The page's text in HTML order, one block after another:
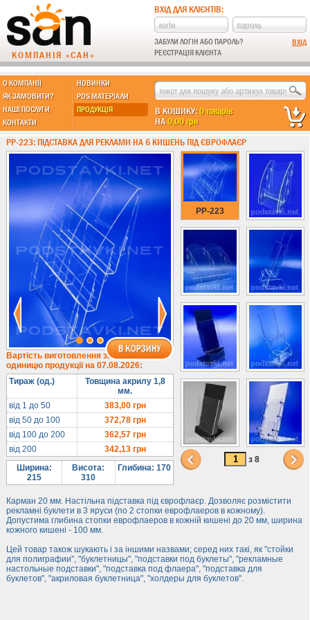
КОМПАНІЯ «САН»
ВХІД ДЛЯ КЛІЄНТІВ:
ЗАБУЛИ ЛОГІН АБО ПАРОЛЬ?
РЕЄСТРАЦІЯ КЛІЄНТА
О КОМПАНІЇ
НОВИНКИ
ЯК ЗАМОВИТИ?
POS МАТЕРІАЛИ
НАШІ ПОСЛУГИ
ПРОДУКЦІЯ
КОНТАКТИ
В КОШИКУ:0 товарів
НА0,00 грн
МЫ ДЕЛАЕМ:
Підставки із пластику
Новинки !!!
Різні підставки
Під поліграфію
Кишені
А4 формат
А5 формат
А6 формат
А3 формат
1/3 формату А4
Комбіновані
Навісні кишені
Менюхолдери
Під мобільні
Під біжутерію
Гірки та подіуми
Під косметику
Під солодке
Для хот-догів
Лототрони
Ящики з акрилу
Цінники
Засоби захисту
Інформ. стенди
PP-223: ПІДСТАВКА ДЛЯ РЕКЛАМИ НА 6 КИШЕНЬ ПІД ЄВРОФЛАЄР
Вартість виготовлення за
одиницю продукції на 07.08.2026:
Тираж (од.)
Товщина акрилу 1,8
мм.
від 1 до 50
383,00грн
від 50 до 100
372,78грн
від 100 до 200
362,57грн
від 200
342,13грн
Ширина:
215
Висота:
310
Глибина: 170
Карман 20 мм. Настільна підставка під єврофлаєр. Дозволяє розмістити
рекламні буклети в 3 яруси (по 2 стопки еврофлаеров в кожному).
Допустима глибина стопки еврофлаеров в кожній кишені до 20 мм, ширина
кожного кишені - 100 мм.
Цей товар також шукають і за іншими назвами; серед них такі, як "стойки
для полиграфии", "буклетницы", "подставки под буклеты", "рекламные
настольные подставки", "подставка под флаера", "подставка для
буклетов", "акриловая буклетница", "холдеры для буклетов".
PP-223
з 8